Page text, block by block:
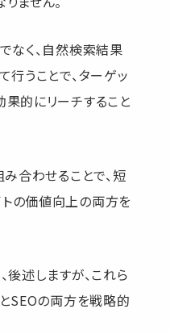
なく、自然検索結果
うことで、ターゲッ
果的にリーチすること
合わせることで、短
の価値向上の両方を
述しますが、これら
SEOの両方を戦略的